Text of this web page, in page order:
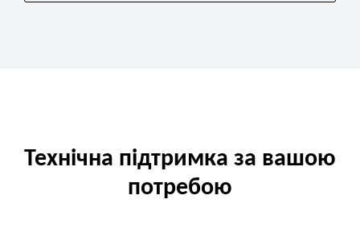
Технічна підтримка за вашою
потребою